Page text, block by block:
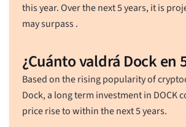
this year. Over the next 5 years, it is
may surpass .
¿Cuánto valdrá Dock en
Based on the rising popularity of
Dock, a long term investment in DOCK
price rise to within the next 5 years.